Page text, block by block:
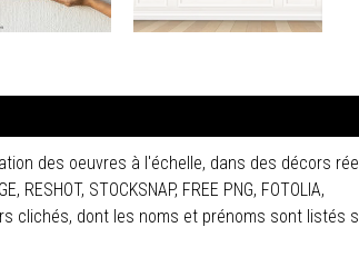
des oeuvres à l'échelle, dans des décors
STOCKSNAP, FREE PNG, FOTOLIA,
clichés, dont les noms et prénoms sont listés